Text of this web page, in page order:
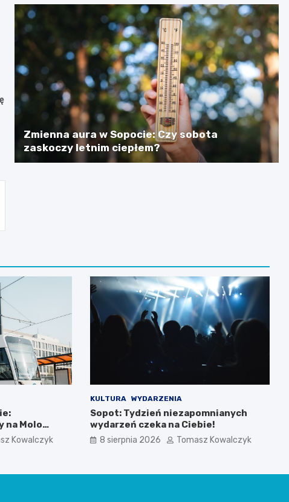
Zmienna aura w Sopocie: Czy sobota
zaskoczy letnim ciepłem?
na Molo
Kowalczyk
KULTURA WYDARZENIA
Sopot: Tydzień niezapomnianych
wydarzeń czeka na Ciebie!
8 sierpnia 2026 Tomasz Kowalczyk